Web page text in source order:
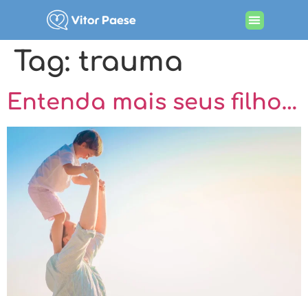
Tag: trauma
Entenda mais seus filho…